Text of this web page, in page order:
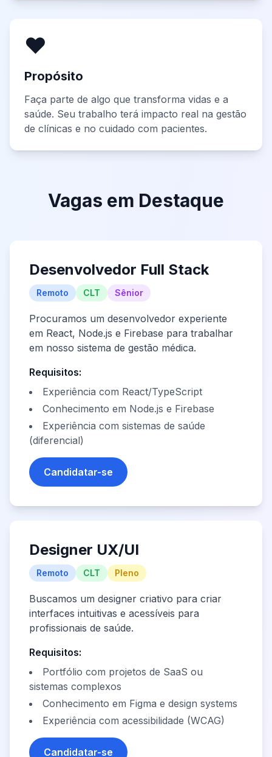
❤️
Propósito
Faça parte de algo que transforma vidas e a
saúde. Seu trabalho terá impacto real na gestão
de clínicas e no cuidado com pacientes.
Vagas em Destaque
Desenvolvedor Full Stack
Remoto CLT Sênior
Procuramos um desenvolvedor experiente
em React, Node.js e Firebase para trabalhar
em nosso sistema de gestão médica.
Requisitos:
Experiência com React/TypeScript
Conhecimento em Node.js e Firebase
Experiência com sistemas de saúde
(diferencial)
Candidatar-se
Designer UX/UI
Remoto CLT Pleno
Buscamos um designer criativo para criar
interfaces intuitivas e acessíveis para
profissionais de saúde.
Requisitos:
Portfólio com projetos de SaaS ou
sistemas complexos
Conhecimento em Figma e design systems
Experiência com acessibilidade (WCAG)
Candidatar-se